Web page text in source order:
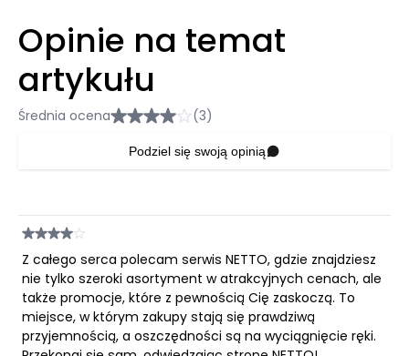
Opinie na temat
artykułu
Średnia ocena (3)
Podziel się swoją opinią
Z całego serca polecam serwis NETTO, gdzie znajdziesz
nie tylko szeroki asortyment w atrakcyjnych cenach, ale
także promocje, które z pewnością Cię zaskoczą. To
miejsce, w którym zakupy stają się prawdziwą
przyjemnością, a oszczędności są na wyciągnięcie ręki.